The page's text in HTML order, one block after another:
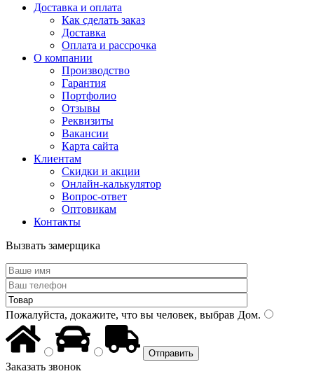
Доставка и оплата
Как сделать заказ
Доставка
Оплата и рассрочка
О компании
Производство
Гарантия
Портфолио
Отзывы
Реквизиты
Вакансии
Карта сайта
Клиентам
Скидки и акции
Онлайн-калькулятор
Вопрос-ответ
Оптовикам
Контакты
Вызвать замерщика
Пожалуйста, докажите, что вы человек, выбрав Дом.
Заказать звонок